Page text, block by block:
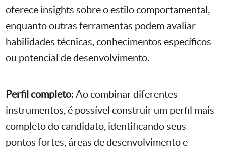
oferece insights sobre o estilo comportamental,
enquanto outras ferramentas podem avaliar
habilidades técnicas, conhecimentos específicos
ou potencial de desenvolvimento.
Perfil completo: Ao combinar diferentes
instrumentos, é possível construir um perfil mais
completo do candidato, identificando seus
pontos fortes, áreas de desenvolvimento e